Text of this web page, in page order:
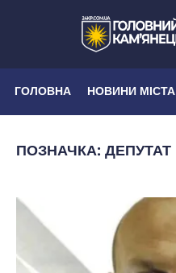
ГОЛОВНА НОВИНИ МІСТА
ПОЗНАЧКА: ДЕПУТАТ